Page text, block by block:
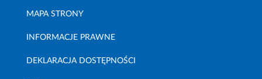
MAPA STRONY
INFORMACJE PRAWNE
DEKLARACJA DOSTĘPNOŚCI